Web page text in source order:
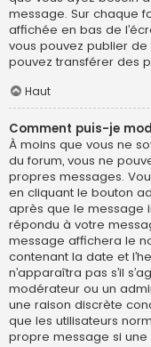
message. Sur chaque
affichée en bas de
vous pouvez publier de
pouvez transférer des
Haut
Comment puis-je
À moins que vous ne
du forum, vous ne
propres messages.
en cliquant le bouton
après que le message
répondu à votre
message affichera le
contenant la date et
n’apparaîtra pas s’il
modérateur ou un
une raison discrète
que les utilisateurs
propre message si